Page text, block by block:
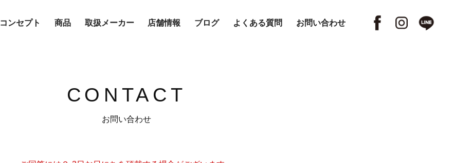
コンセプト 商品 取扱メーカー 店舗情報 ブログ よくある質問 お問い合わせ
CONTACT
お問い合わせ